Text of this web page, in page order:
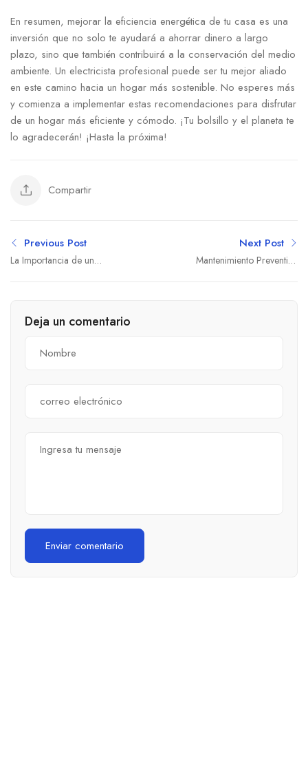
En resumen, mejorar la eficiencia energética de tu casa es una
inversión que no solo te ayudará a ahorrar dinero a largo
plazo, sino que también contribuirá a la conservación del medio
ambiente. Un electricista profesional puede ser tu mejor aliado
en este camino hacia un hogar más sostenible. No esperes más
y comienza a implementar estas recomendaciones para disfrutar
de un hogar más eficiente y cómodo. ¡Tu bolsillo y el planeta te
lo agradecerán! ¡Hasta la próxima!
Compartir
Previous Post
La Importancia de un
Next Post
Mantenimiento Preventivo
Deja un comentario